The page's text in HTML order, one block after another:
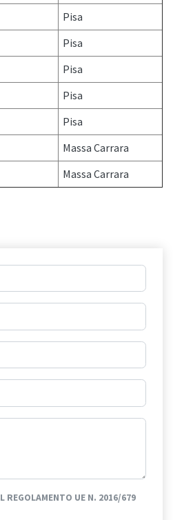
Pisa
Pisa
Pisa
Pisa
Pisa
Massa Carrara
Massa Carrara
REGOLAMENTO UE N. 2016/679